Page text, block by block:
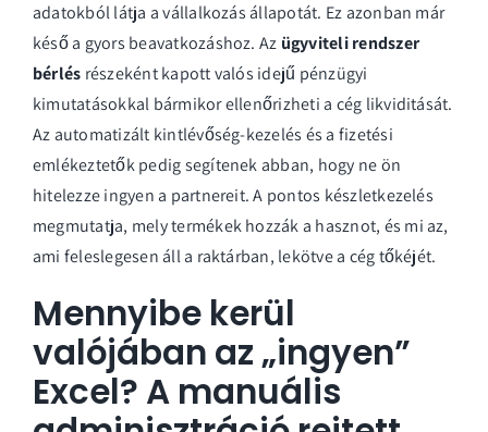
adatokból látja a vállalkozás állapotát. Ez azonban már
késő a gyors beavatkozáshoz. Az ügyviteli rendszer
bérlés részeként kapott valós idejű pénzügyi
kimutatásokkal bármikor ellenőrizheti a cég likviditását.
Az automatizált kintlévőség-kezelés és a fizetési
emlékeztetők pedig segítenek abban, hogy ne ön
hitelezze ingyen a partnereit. A pontos készletkezelés
megmutatja, mely termékek hozzák a hasznot, és mi az,
ami feleslegesen áll a raktárban, lekötve a cég tőkéjét.
Mennyibe kerül
valójában az „ingyen”
Excel? A manuális